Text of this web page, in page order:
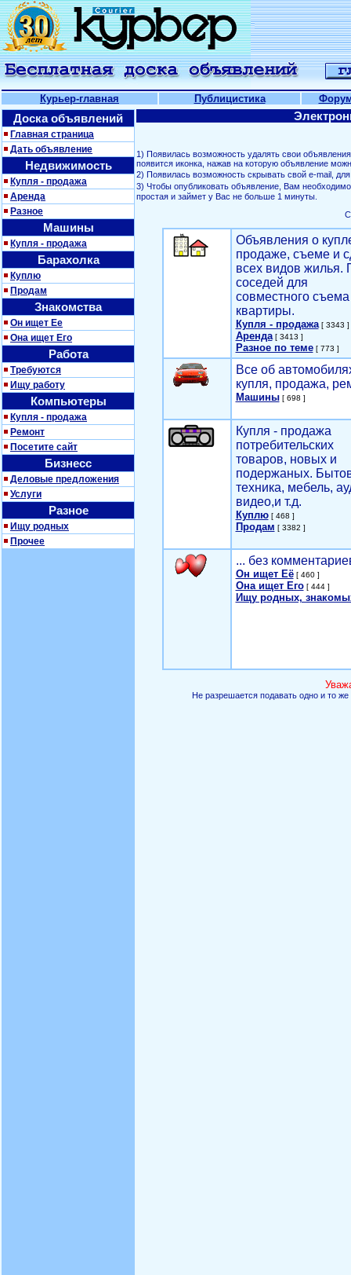
Курьер-главная Публицистика
Доска объявлений
Главная страница
Дать объявление
Недвижимость
Купля - продажа
Аренда
Разное
Машины
Купля - продажа
Барахолка
Куплю
Продам
Знакомства
Он ищет Ее
Она ищет Его
Работа
Требуются
Ищу работу
Компьютеры
Купля - продажа
Ремонт
Посетите сайт
Бизнесс
Деловые предложения
Услуги
Разное
Ищу родных
Прочее
1) Появилась возможность удалять свои
появится иконка, нажав на которую объявление
2) Появилась возможность скрывать свой е-mail,
3) Чтобы опубликовать объявление, Вам
простая и займет у Вас не больше 1 минуты.
Объявления о
продаже, съеме и
всех видов жилья.
соседей для
совместного съема
квартиры.
Купля - продажа[ 3343 ]
Аренда[ 3413 ]
Разное по теме[ 773 ]
Все об
купля, продажа,
Машины[ 698 ]
Купля - продажа
потребительских
товаров, новых и
подержаных.
техника, мебель,
видео,и т.д.
Куплю[ 468 ]
Продам [ 3382 ]
... без
Он ищет Её[ 460 ]
Она ищет Его[ 444 ]
Ищу родных,
Не разрешается подавать одно и то